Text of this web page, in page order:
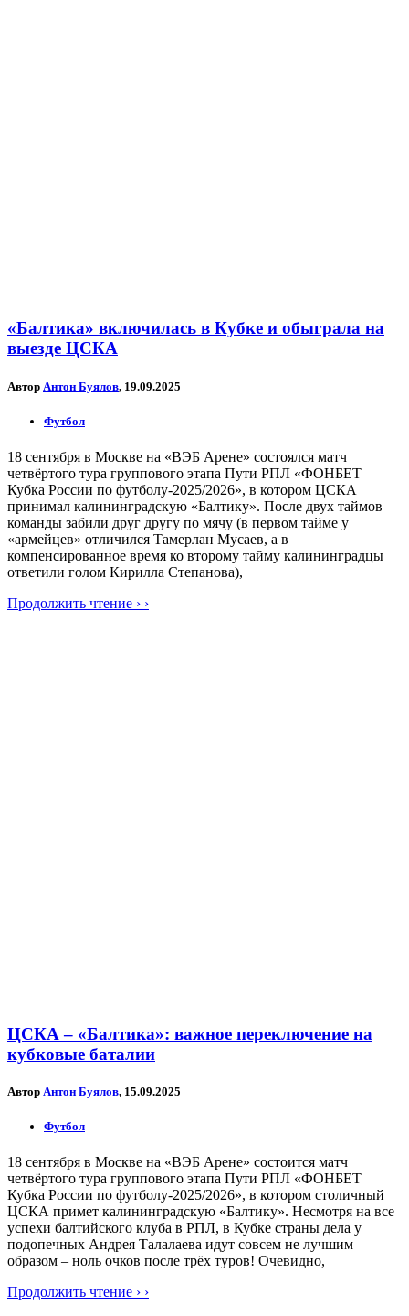
«Балтика» включилась в Кубке и обыграла на
выезде ЦСКА
Автор Антон Буялов, 19.09.2025
Футбол
18 сентября в Москве на «ВЭБ Арене» состоялся матч
четвёртого тура группового этапа Пути РПЛ «ФОНБЕТ
Кубка России по футболу-2025/2026», в котором ЦСКА
принимал калининградскую «Балтику». После двух таймов
команды забили друг другу по мячу (в первом тайме у
«армейцев» отличился Тамерлан Мусаев, а в
компенсированное время ко второму тайму калининградцы
ответили голом Кирилла Степанова),
Продолжить чтение › ›
ЦСКА – «Балтика»: важное переключение на
кубковые баталии
Автор Антон Буялов, 15.09.2025
Футбол
18 сентября в Москве на «ВЭБ Арене» состоится матч
четвёртого тура группового этапа Пути РПЛ «ФОНБЕТ
Кубка России по футболу-2025/2026», в котором столичный
ЦСКА примет калининградскую «Балтику». Несмотря на все
успехи балтийского клуба в РПЛ, в Кубке страны дела у
подопечных Андрея Талалаева идут совсем не лучшим
образом – ноль очков после трёх туров! Очевидно,
Продолжить чтение › ›